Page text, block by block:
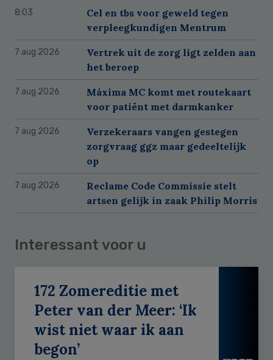
8:03
Cel en tbs voor geweld tegen
verpleegkundigen Mentrum
7 aug 2026
Vertrek uit de zorg ligt zelden aan
het beroep
7 aug 2026
Máxima MC komt met routekaart
voor patiënt met darmkanker
7 aug 2026
Verzekeraars vangen gestegen
zorgvraag ggz maar gedeeltelijk
op
7 aug 2026
Reclame Code Commissie stelt
artsen gelijk in zaak Philip Morris
Interessant voor u
172 Zomereditie met
Peter van der Meer: ‘Ik
wist niet waar ik aan
begon’